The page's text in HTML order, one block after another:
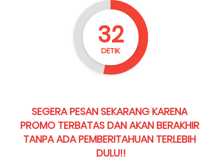
30
DETIK
SEGERA PESAN SEKARANG KARENA
PROMO TERBATAS DAN AKAN BERAKHIR
TANPA ADA PEMBERITAHUAN TERLEBIH
DULU!!